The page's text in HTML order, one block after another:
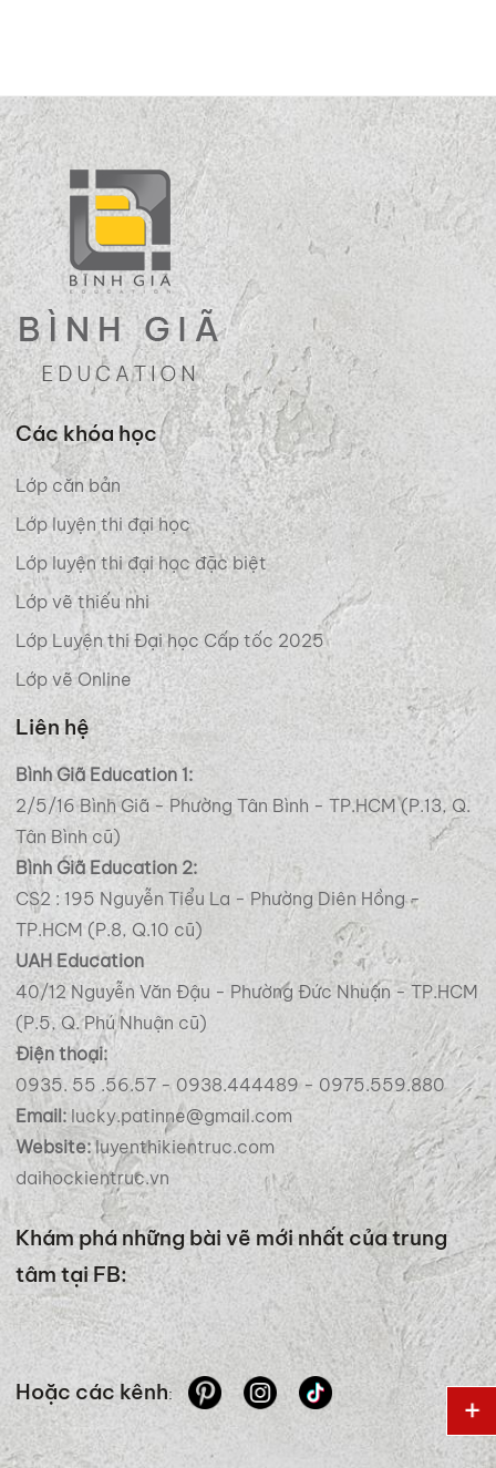
Các khóa học
Lớp căn bản
Lớp luyện thi đại học
Lớp luyện thi đại học đặc biệt
Lớp vẽ thiếu nhi
Lớp Luyện thi Đại học Cấp tốc 2025
Lớp vẽ Online
Liên hệ
Bình Giã Education 1:
2/5/16 Bình Giã - Phường Tân Bình - TP.HCM (P.13, Q.
Tân Bình cũ)
Bình Giã Education 2:
CS2 : 195 Nguyễn Tiểu La - Phường Diên Hồng -
TP.HCM (P.8, Q.10 cũ)
UAH Education
40/12 Nguyễn Văn Đậu - Phường Đức Nhuận - TP.HCM
(P.5, Q. Phú Nhuận cũ)
Điện thoại:
0935. 55 .56.57 - 0938.444489 - 0975.559.880
Email: lucky.patinne@gmail.com
Website:luyenthikientruc.com
daihockientruc.vn
Khám phá những bài vẽ mới nhất của trung
tâm tại FB:
Hoặc các kênh: